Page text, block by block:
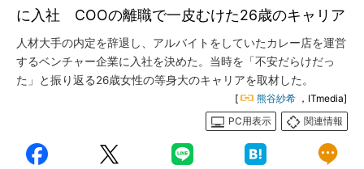
に入社 COOの離職で一皮むけた26歳のキャリア
人材大手の内定を辞退し、アルバイトをしていたカレー店を運営
するベンチャー企業に入社を決めた。当時を「不安だらけだっ
た」と振り返る26歳女性の等身大のキャリアを取材した。
[ 熊谷紗希 ，ITmedia]
PC用表示
関連情報